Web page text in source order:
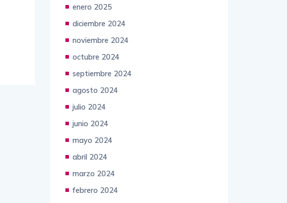
febrero 2025
enero 2025
diciembre 2024
noviembre 2024
octubre 2024
septiembre 2024
agosto 2024
julio 2024
junio 2024
mayo 2024
abril 2024
marzo 2024